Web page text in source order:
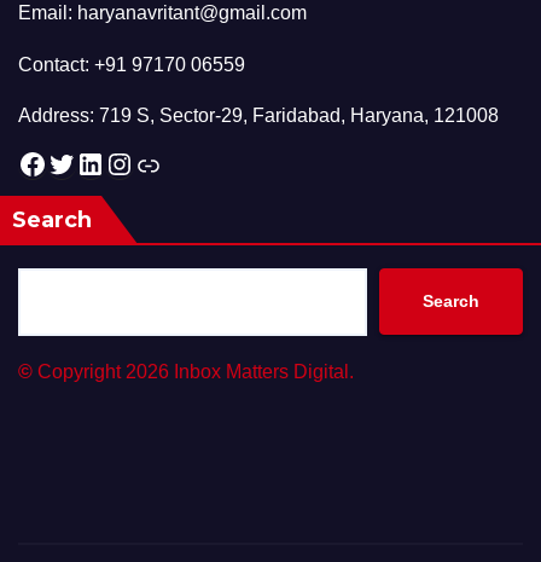
Email: haryanavritant@gmail.com
Contact: +91 97170 06559
Address: 719 S, Sector-29, Faridabad, Haryana, 121008
Facebook Twitter LinkedIn Instagram Link
Search
Search
© Copyright 2026 Inbox Matters Digital.